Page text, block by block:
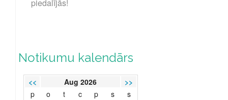
piedalījās!
Notikumu kalendārs
<< Aug 2026
>>
p
o t c p s
s